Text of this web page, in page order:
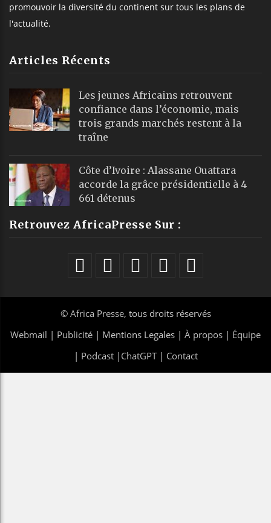
promouvoir la diversité du continent sur tous les plans de
l'actualité.
Articles Récents
Les jeunes Africains retrouvent
confiance dans l’économie, mais
trois grands marchés restent à la
traîne
Côte d’Ivoire : Alassane Ouattara
accorde la grâce présidentielle à 4
661 détenus
Retrouvez AfricaPresse Sur :
© Africa Presse, tous droits réservés
Webmail | Publicité | Mentions Legales | À propos | Équipe
| Podcast| ChatGPT| Contact